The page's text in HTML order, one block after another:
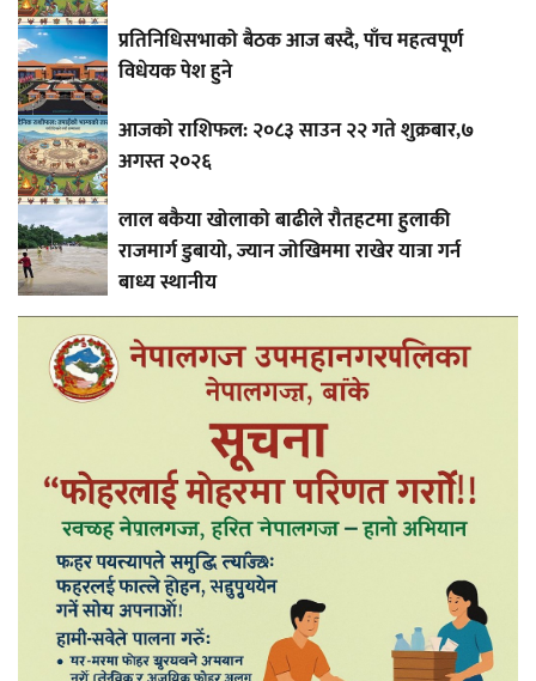
प्रतिनिधिसभाको बैठक आज बस्दै, पाँच महत्वपूर्ण
विधेयक पेश हुने
आजको राशिफल: २०८३ साउन २२ गते शुक्रबार,७
अगस्त २०२६
लाल बकैया खोलाको बाढीले रौतहटमा हुलाकी
राजमार्ग डुबायो, ज्यान जोखिममा राखेर यात्रा गर्न
बाध्य स्थानीय